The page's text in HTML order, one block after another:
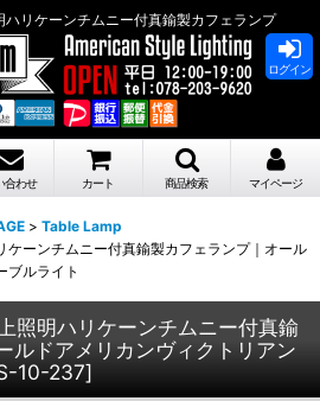
リケーンチムニー付真鍮製カフェランプ
ログイン
合わせ カート 商品検索 マイページ
> Table Lamp
ケーンチムニー付真鍮製カフェランプ｜オール
ブルライト
照明ハリケーンチムニー付真鍮
ルドアメリカンヴィクトリアン
10-237]